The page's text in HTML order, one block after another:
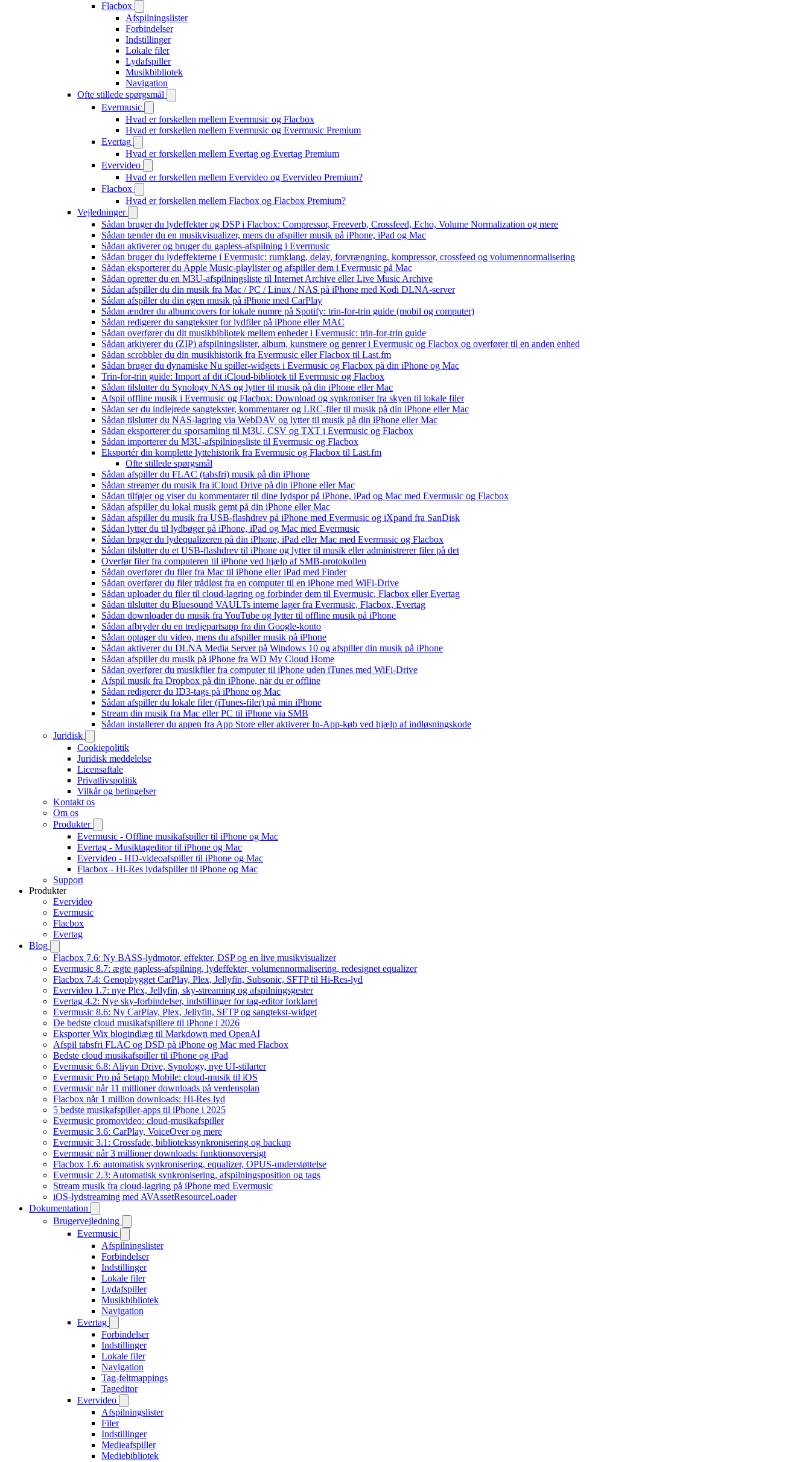
Flacbox
Afspilningslister
Forbindelser
Indstillinger
Lokale filer
Lydafspiller
Musikbibliotek
Navigation
Ofte stillede spørgsmål
Evermusic
Hvad er forskellen mellem Evermusic og Flacbox
Hvad er forskellen mellem Evermusic og Evermusic Premium
Evertag
Hvad er forskellen mellem Evertag og Evertag Premium
Evervideo
Hvad er forskellen mellem Evervideo og Evervideo Premium?
Flacbox
Hvad er forskellen mellem Flacbox og Flacbox Premium?
Vejledninger
Sådan bruger du lydeffekter og DSP i Flacbox: Compressor, Freeverb, Crossfeed, Echo, Volume Normalization og mere
Sådan tænder du en musikvisualizer, mens du afspiller musik på iPhone, iPad og Mac
Sådan aktiverer og bruger du gapless-afspilning i Evermusic
Sådan bruger du lydeffekterne i Evermusic: rumklang, delay, forvrængning, kompressor, crossfeed og volumennormalisering
Sådan eksporterer du Apple Music-playlister og afspiller dem i Evermusic på Mac
Sådan opretter du en M3U-afspilningsliste til Internet Archive eller Live Music Archive
Sådan afspiller du din musik fra Mac / PC / Linux / NAS på iPhone med Kodi DLNA-server
Sådan afspiller du din egen musik på iPhone med CarPlay
Sådan ændrer du albumcovers for lokale numre på Spotify: trin-for-trin guide (mobil og computer)
Sådan redigerer du sangtekster for lydfiler på iPhone eller MAC
Sådan overfører du dit musikbibliotek mellem enheder i Evermusic: trin-for-trin guide
Sådan arkiverer du (ZIP) afspilningslister, album, kunstnere og genrer i Evermusic og Flacbox og overfører til en anden enhed
Sådan scrobbler du din musikhistorik fra Evermusic eller Flacbox til Last.fm
Sådan bruger du dynamiske Nu spiller-widgets i Evermusic og Flacbox på din iPhone og Mac
Trin-for-trin guide: Import af dit iCloud-bibliotek til Evermusic og Flacbox
Sådan tilslutter du Synology NAS og lytter til musik på din iPhone eller Mac
Afspil offline musik i Evermusic og Flacbox: Download og synkroniser fra skyen til lokale filer
Sådan ser du indlejrede sangtekster, kommentarer og LRC-filer til musik på din iPhone eller Mac
Sådan tilslutter du NAS-lagring via WebDAV og lytter til musik på din iPhone eller Mac
Sådan eksporterer du sporsamling til M3U, CSV og TXT i Evermusic og Flacbox
Sådan importerer du M3U-afspilningsliste til Evermusic og Flacbox
Eksportér din komplette lyttehistorik fra Evermusic og Flacbox til Last.fm
Ofte stillede spørgsmål
Sådan afspiller du FLAC (tabsfri) musik på din iPhone
Sådan streamer du musik fra iCloud Drive på din iPhone eller Mac
Sådan tilføjer og viser du kommentarer til dine lydspor på iPhone, iPad og Mac med Evermusic og Flacbox
Sådan afspiller du lokal musik gemt på din iPhone eller Mac
Sådan afspiller du musik fra USB-flashdrev på iPhone med Evermusic og iXpand fra SanDisk
Sådan lytter du til lydbøger på iPhone, iPad og Mac med Evermusic
Sådan bruger du lydequalizeren på din iPhone, iPad eller Mac med Evermusic og Flacbox
Sådan tilslutter du et USB-flashdrev til iPhone og lytter til musik eller administrerer filer på det
Overfør filer fra computeren til iPhone ved hjælp af SMB-protokollen
Sådan overfører du filer fra Mac til iPhone eller iPad med Finder
Sådan overfører du filer trådløst fra en computer til en iPhone med WiFi-Drive
Sådan uploader du filer til cloud-lagring og forbinder dem til Evermusic, Flacbox eller Evertag
Sådan tilslutter du Bluesound VAULTs interne lager fra Evermusic, Flacbox, Evertag
Sådan downloader du musik fra YouTube og lytter til offline musik på iPhone
Sådan afbryder du en tredjepartsapp fra din Google-konto
Sådan optager du video, mens du afspiller musik på iPhone
Sådan aktiverer du DLNA Media Server på Windows 10 og afspiller din musik på iPhone
Sådan afspiller du musik på iPhone fra WD My Cloud Home
Sådan overfører du musikfiler fra computer til iPhone uden iTunes med WiFi-Drive
Afspil musik fra Dropbox på din iPhone, når du er offline
Sådan redigerer du ID3-tags på iPhone og Mac
Sådan afspiller du lokale filer (iTunes-filer) på min iPhone
Stream din musik fra Mac eller PC til iPhone via SMB
Sådan installerer du appen fra App Store eller aktiverer In-App-køb ved hjælp af indløsningskode
Juridisk
Cookiepolitik
Juridisk meddelelse
Licensaftale
Privatlivspolitik
Vilkår og betingelser
Kontakt os
Om os
Produkter
Evermusic - Offline musikafspiller til iPhone og Mac
Evertag - Musiktageditor til iPhone og Mac
Evervideo - HD-videoafspiller til iPhone og Mac
Flacbox - Hi-Res lydafspiller til iPhone og Mac
Support
Produkter
Evervideo
Evermusic
Flacbox
Evertag
Blog
Flacbox 7.6: Ny BASS-lydmotor, effekter, DSP og en live musikvisualizer
Evermusic 8.7: ægte gapless-afspilning, lydeffekter, volumennormalisering, redesignet equalizer
Flacbox 7.4: Genopbygget CarPlay, Plex, Jellyfin, Subsonic, SFTP til Hi-Res-lyd
Evervideo 1.7: nye Plex, Jellyfin, sky-streaming og afspilningsgester
Evertag 4.2: Nye sky-forbindelser, indstillinger for tag-editor forklaret
Evermusic 8.6: Ny CarPlay, Plex, Jellyfin, SFTP og sangtekst-widget
De bedste cloud musikafspillere til iPhone i 2026
Eksporter Wix blogindlæg til Markdown med OpenAI
Afspil tabsfri FLAC og DSD på iPhone og Mac med Flacbox
Bedste cloud musikafspiller til iPhone og iPad
Evermusic 6.8: Aliyun Drive, Synology, nye UI-stilarter
Evermusic Pro på Setapp Mobile: cloud-musik til iOS
Evermusic når 11 millioner downloads på verdensplan
Flacbox når 1 million downloads: Hi-Res lyd
5 bedste musikafspiller-apps til iPhone i 2025
Evermusic promovideo: cloud-musikafspiller
Evermusic 3.6: CarPlay, VoiceOver og mere
Evermusic 3.1: Crossfade, bibliotekssynkronisering og backup
Evermusic når 3 millioner downloads: funktionsoversigt
Flacbox 1.6: automatisk synkronisering, equalizer, OPUS-understøttelse
Evermusic 2.3: Automatisk synkronisering, afspilningsposition og tags
Stream musik fra cloud-lagring på iPhone med Evermusic
iOS-lydstreaming med AVAssetResourceLoader
Dokumentation
Brugervejledning
Evermusic
Afspilningslister
Forbindelser
Indstillinger
Lokale filer
Lydafspiller
Musikbibliotek
Navigation
Evertag
Forbindelser
Indstillinger
Lokale filer
Navigation
Tag-feltmappings
Tageditor
Evervideo
Afspilningslister
Filer
Indstillinger
Medieafspiller
Mediebibliotek